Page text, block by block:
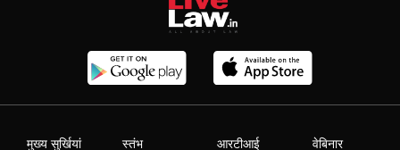
मुख्य सुर्खियां स्तंभ आरटीआई वेबिनार